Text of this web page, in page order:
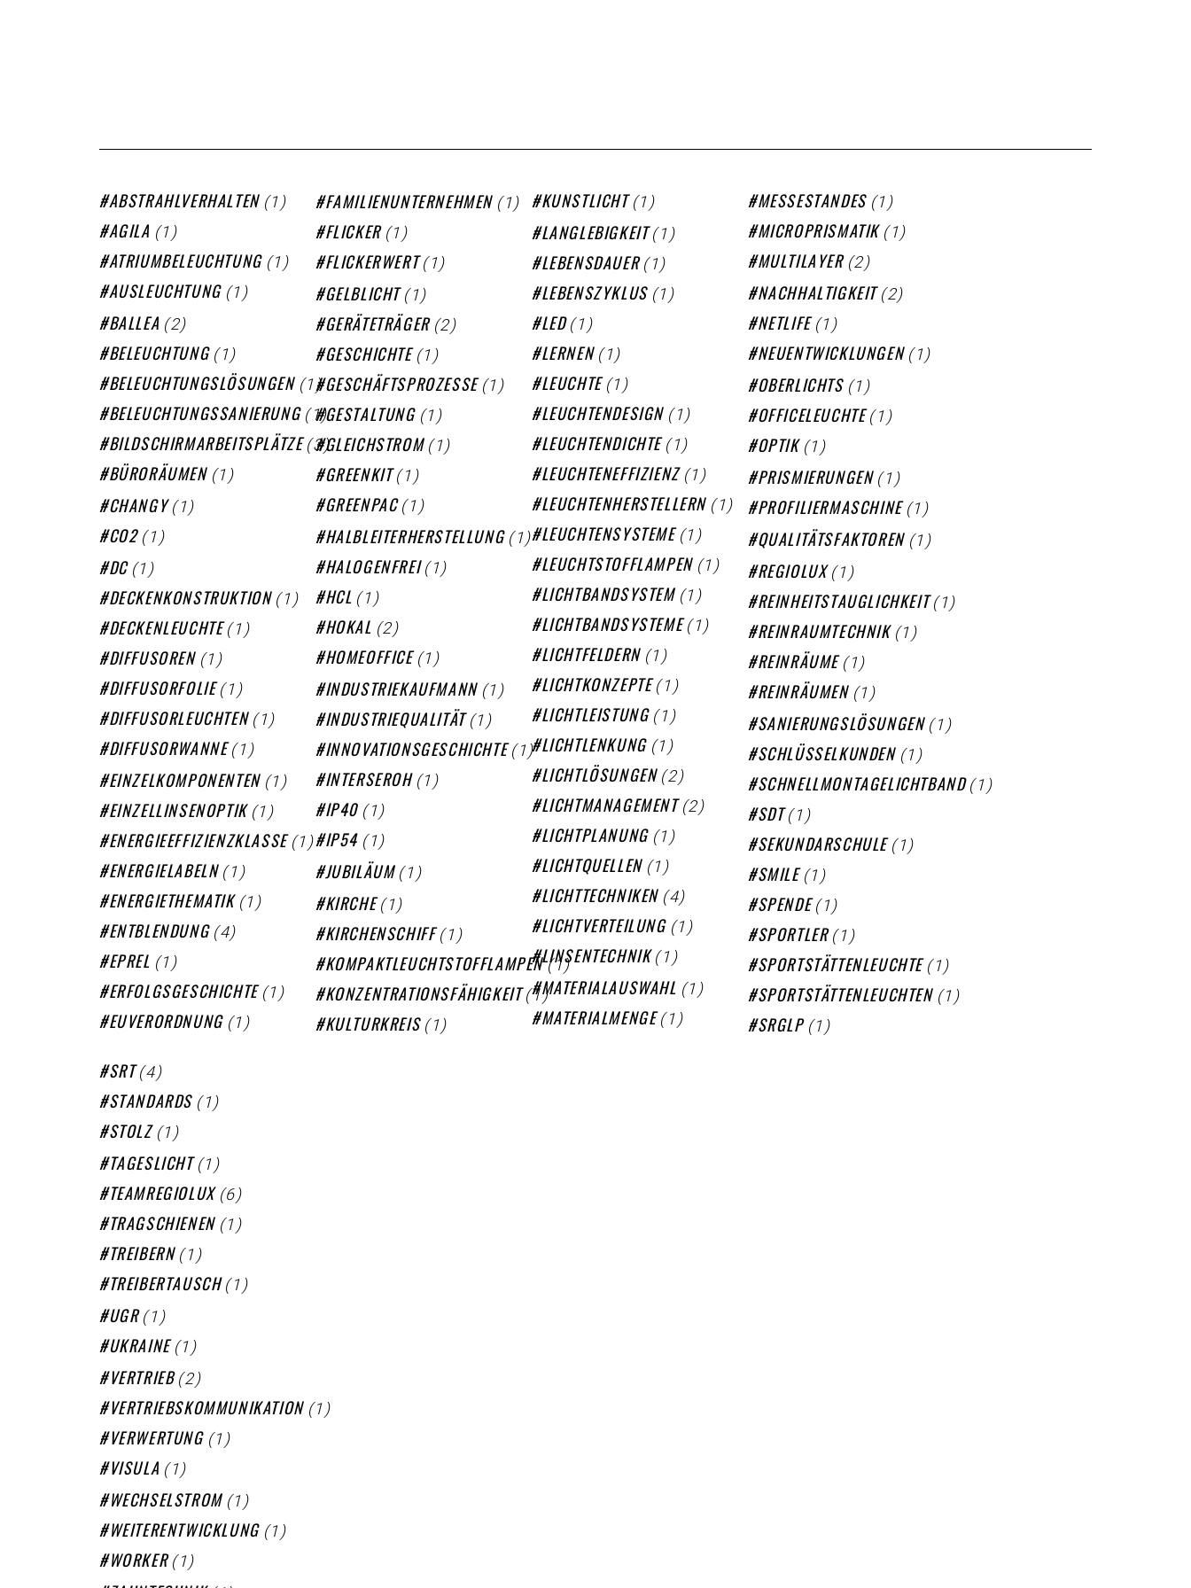
ABSTRAHLVERHALTEN (1)
AGILA (1)
ATRIUMBELEUCHTUNG (1)
AUSLEUCHTUNG (1)
BALLEA (2)
BELEUCHTUNG (1)
BELEUCHTUNGSLÖSUNGEN (1)
BELEUCHTUNGSSANIERUNG (1)
BILDSCHIRMARBEITSPLÄTZE (3)
BÜRORÄUMEN (1)
CHANGY (1)
CO2 (1)
DC (1)
DECKENKONSTRUKTION (1)
DECKENLEUCHTE (1)
DIFFUSOREN (1)
DIFFUSORFOLIE (1)
DIFFUSORLEUCHTEN (1)
DIFFUSORWANNE (1)
EINZELKOMPONENTEN (1)
EINZELLINSENOPTIK (1)
ENERGIEEFFIZIENZKLASSE (1)
ENERGIELABELN (1)
ENERGIETHEMATIK (1)
ENTBLENDUNG (4)
EPREL (1)
ERFOLGSGESCHICHTE (1)
EUVERORDNUNG (1)
FAMILIENUNTERNEHMEN (1)
FLICKER (1)
FLICKERWERT (1)
GELBLICHT (1)
GERÄTETRÄGER (2)
GESCHICHTE (1)
GESCHÄFTSPROZESSE (1)
GESTALTUNG (1)
GLEICHSTROM (1)
GREENKIT (1)
GREENPAC (1)
HALBLEITERHERSTELLUNG (1)
HALOGENFREI (1)
HCL (1)
HOKAL (2)
HOMEOFFICE (1)
INDUSTRIEKAUFMANN (1)
INDUSTRIEQUALITÄT (1)
INNOVATIONSGESCHICHTE (1)
INTERSEROH (1)
IP40 (1)
IP54 (1)
JUBILÄUM (1)
KIRCHE (1)
KIRCHENSCHIFF (1)
KOMPAKTLEUCHTSTOFFLAMPEN (1)
KONZENTRATIONSFÄHIGKEIT (1)
KULTURKREIS (1)
KUNSTLICHT (1)
LANGLEBIGKEIT (1)
LEBENSDAUER (1)
LEBENSZYKLUS (1)
LED (1)
LERNEN (1)
LEUCHTE (1)
LEUCHTENDESIGN (1)
LEUCHTENDICHTE (1)
LEUCHTENEFFIZIENZ (1)
LEUCHTENHERSTELLERN (1)
LEUCHTENSYSTEME (1)
LEUCHTSTOFFLAMPEN (1)
LICHTBANDSYSTEM (1)
LICHTBANDSYSTEME (1)
LICHTFELDERN (1)
LICHTKONZEPTE (1)
LICHTLEISTUNG (1)
LICHTLENKUNG (1)
LICHTLÖSUNGEN (2)
LICHTMANAGEMENT (2)
LICHTPLANUNG (1)
LICHTQUELLEN (1)
LICHTTECHNIKEN (4)
LICHTVERTEILUNG (1)
LINSENTECHNIK (1)
MATERIALAUSWAHL (1)
MATERIALMENGE (1)
MESSESTANDES (1)
MICROPRISMATIK (1)
MULTILAYER (2)
NACHHALTIGKEIT (2)
NETLIFE (1)
NEUENTWICKLUNGEN (1)
OBERLICHTS (1)
OFFICELEUCHTE (1)
OPTIK (1)
PRISMIERUNGEN (1)
PROFILIERMASCHINE (1)
QUALITÄTSFAKTOREN (1)
REGIOLUX (1)
REINHEITSTAUGLICHKEIT (1)
REINRAUMTECHNIK (1)
REINRÄUME (1)
REINRÄUMEN (1)
SANIERUNGSLÖSUNGEN (1)
SCHLÜSSELKUNDEN (1)
SCHNELLMONTAGELICHTBAND (1)
SDT (1)
SEKUNDARSCHULE (1)
SMILE (1)
SPENDE (1)
SPORTLER (1)
SPORTSTÄTTENLEUCHTE (1)
SPORTSTÄTTENLEUCHTEN (1)
SRGLP (1)
SRT (4)
STANDARDS (1)
STOLZ (1)
TAGESLICHT (1)
TEAMREGIOLUX (6)
TRAGSCHIENEN (1)
TREIBERN (1)
TREIBERTAUSCH (1)
UGR (1)
UKRAINE (1)
VERTRIEB (2)
VERTRIEBSKOMMUNIKATION (1)
VERWERTUNG (1)
VISULA (1)
WECHSELSTROM (1)
WEITERENTWICKLUNG (1)
WORKER (1)